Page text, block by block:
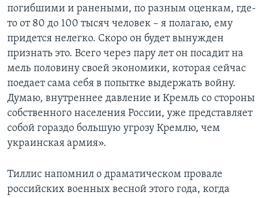
погибшими и ранеными, по разным оценкам, где-
то от 80 до 100 тысяч человек – я полагаю, ему
придется нелегко. Скоро он будет вынужден
признать это. Всего через пару лет он посадит на
мель половину своей экономики, которая сейчас
поедает сама себя в попытке выдержать войну.
Думаю, внутреннее давление и Кремль со стороны
собственного населения России, уже представляет
собой гораздо большую угрозу Кремлю, чем
украинская армия».
Тиллис напомнил о драматическом провале
российских военных весной этого года, когда